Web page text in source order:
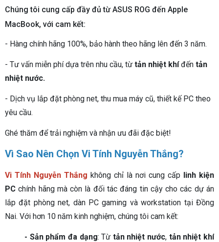
Chúng tôi cung cấp đầy đủ từ ASUS ROG đến Apple
MacBook, với cam kết:
- Hàng chính hãng 100%, bảo hành theo hãng lên đến 3 năm.
- Tư vấn miễn phí dựa trên nhu cầu, từ tản nhiệt khíđến tản
nhiệt nước.
- Dịch vụ lắp đặt phòng net, thu mua máy cũ, thiết kế PC theo
yêu cầu.
Ghé thăm để trải nghiệm và nhận ưu đãi đặc biệt!
Vì Sao Nên Chọn Vi Tính Nguyễn Thắng?
Vi Tính Nguyễn Thắng không chỉ là nơi cung cấp linh kiện
PC chính hãng mà còn là đối tác đáng tin cậy cho các dự án
lắp đặt phòng net, dàn PC gaming và workstation tại Đồng
Nai. Với hơn 10 năm kinh nghiệm, chúng tôi cam kết:
- Sản phẩm đa dạng: Từ tản nhiệt nước, tản nhiệt khí